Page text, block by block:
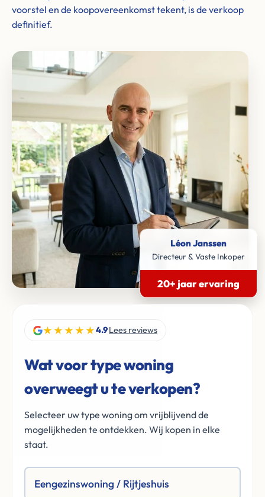
voorstel en de koopovereenkomst tekent, is de verkoop
definitief.
Léon Janssen
Directeur & Vaste Inkoper
20+ jaar ervaring
★★★★★4.9Lees reviews
Wat voor type woning
overweegt u te verkopen?
Selecteer uw type woning om vrijblijvend de
mogelijkheden te ontdekken. Wij kopen in elke
staat.
Eengezinswoning / Rijtjeshuis